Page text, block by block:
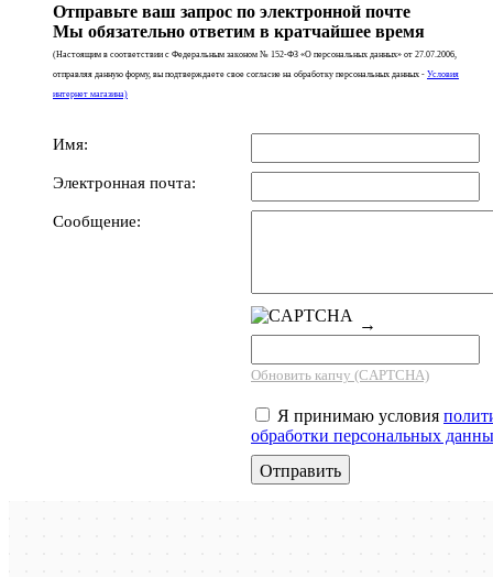
Отправьте ваш запрос по электронной почте
Мы обязательно ответим в кратчайшее время
(Настоящим в соответствии с Федеральным законом № 152-ФЗ «О персональных данных» от 27.07.2006,
отправляя данную форму, вы подтверждаете свое согласие на обработку персональных данных - Условия
интернет магазина)
Имя:
Электронная почта:
Сообщение:
→
Обновить капчу (CAPTCHA)
Я принимаю условия
обработки персональных